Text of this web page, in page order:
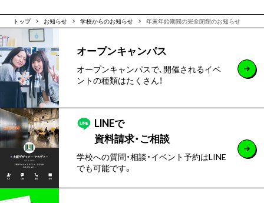
トップ お知らせ 学校からのお知らせ 年末年始期間の完全閉館のお知らせ
オープンキャンパス
オープンキャンパスで､開催されるイベ
ントの種類はたくさん！
LINEで
資料請求・ご相談
学校への質問・相談・イベント予約はLINE
でも可能です。